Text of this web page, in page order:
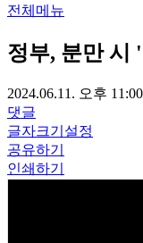
전체메뉴
정부, 분만 시
2024.06.11. 오후
댓글
글자크기설정
공유하기
인쇄하기